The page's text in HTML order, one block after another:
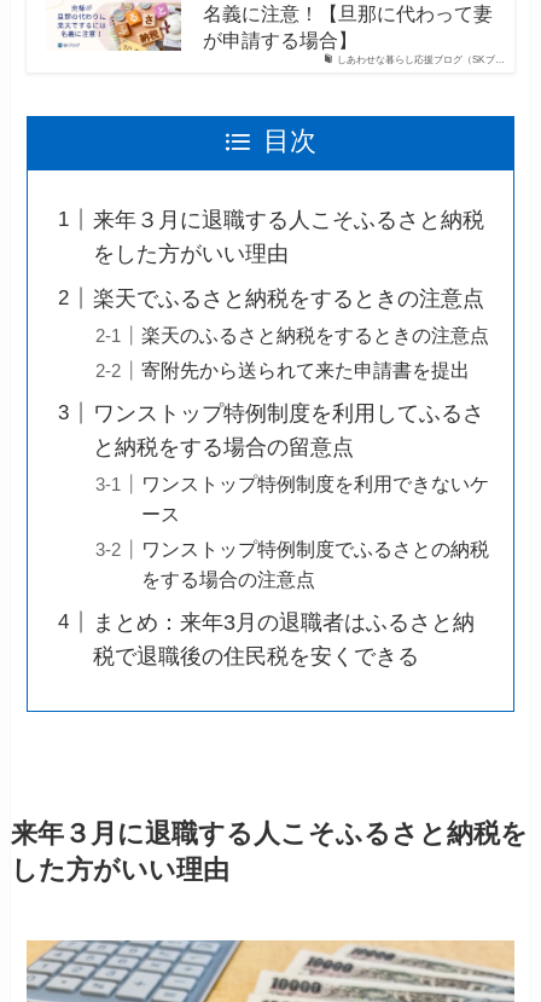
しあわせな暮らし応援ブログ（SKブ…
名義に注意！【旦那に代わって妻
が申請する場合】
目次
来年３月に退職する人こそふるさと納税
をした方がいい理由
楽天でふるさと納税をするときの注意点
楽天のふるさと納税をするときの注意点
寄附先から送られて来た申請書を提出
ワンストップ特例制度を利用してふるさ
と納税をする場合の留意点
ワンストップ特例制度を利用できないケ
ース
ワンストップ特例制度でふるさとの納税
をする場合の注意点
まとめ：来年3月の退職者はふるさと納
税で退職後の住民税を安くできる
来年３月に退職する人こそふるさと納税を
した方がいい理由